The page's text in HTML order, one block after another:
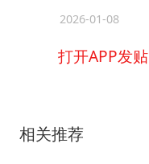
2026-01-08
打开APP发贴
相关推荐